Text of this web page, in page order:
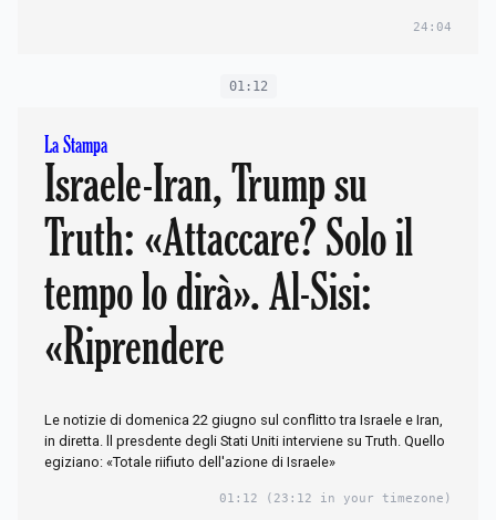
24:04
01:12
La Stampa
Israele-Iran, Trump su
Truth: «Attaccare? Solo il
tempo lo dirà». Al-Sisi:
«Riprendere
Le notizie di domenica 22 giugno sul conflitto tra Israele e Iran,
in diretta. ll presdente degli Stati Uniti interviene su Truth. Quello
egiziano: «Totale riifiuto dell'azione di Israele»
01:12 (23:12 in your timezone)